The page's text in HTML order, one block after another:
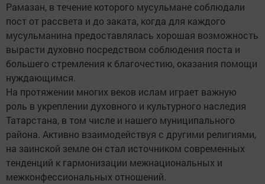
Рамазан, в течение которого мусульмане соблюдали
пост от рассвета и до заката, когда для каждого
мусульманина предоставлялась хорошая возможность
вырасти духовно посредством соблюдения поста и
большего стремления к благочестию, оказания помощи
нуждающимся.
На протяжении многих веков ислам играет важную
роль в укреплении духовного и культурного наследия
Татарстана, в том числе и нашего муниципального
района. Активно взаимодействуя с другими религиями,
на заинской земле он стал источником современных
тенденций к гармонизации межнациональных и
межконфессиональных отношений.